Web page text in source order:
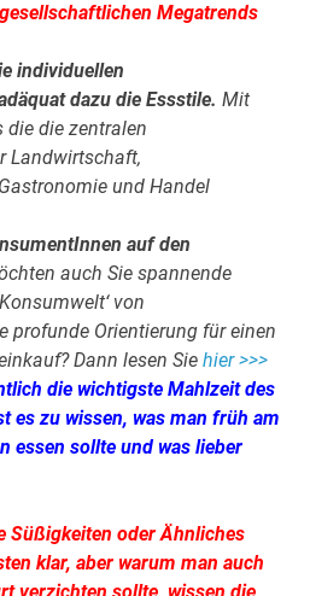
Megatrends
individuellen
dazu die Essstile. Mit
die die zentralen
Landwirtschaft,
und Handel
auf den
auch Sie spannende
von
profunde Orientierung für einen
Dann lesen Siehier >>>
die wichtigste Mahlzeit des
es zu wissen, was man früh am
essen sollte und was lieber
Süßigkeiten oder Ähnliches
klar, aber warum man auch